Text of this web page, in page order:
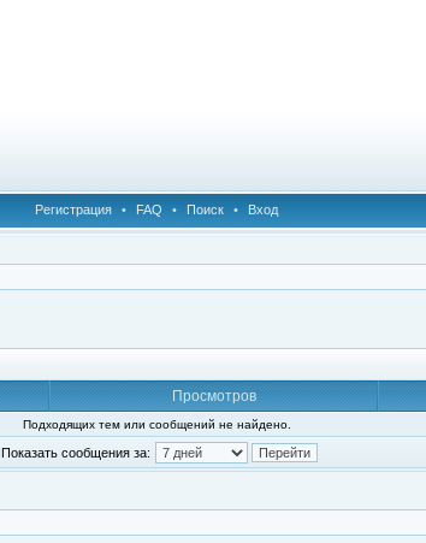
Регистрация • FAQ • Поиск • Вход
Просмотров
Подходящих тем или сообщений не найдено.
Показать сообщения за: